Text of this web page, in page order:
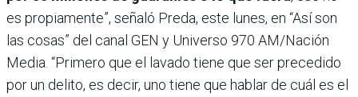
es propiamente”, señaló Preda, este lunes, en “Así son
las cosas” del canal GEN y Universo 970 AM/Nación
Media. “Primero que el lavado tiene que ser precedido
por un delito, es decir, uno tiene que hablar de cuál es el